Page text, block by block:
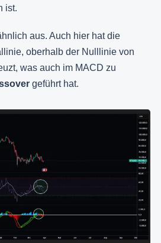
ist.
aus. Auch hier hat die
oberhalb der Nulllinie von
was auch im MACD zu
geführt hat.